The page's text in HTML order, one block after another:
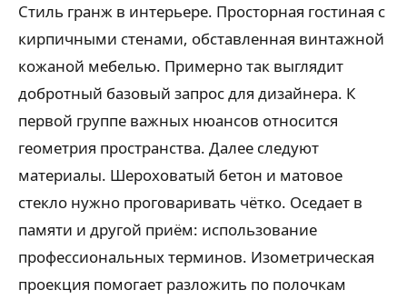
Стиль гранж в интерьере. Просторная гостиная с
кирпичными стенами, обставленная винтажной
кожаной мебелью. Примерно так выглядит
добротный базовый запрос для дизайнера. К
первой группе важных нюансов относится
геометрия пространства. Далее следуют
материалы. Шероховатый бетон и матовое
стекло нужно проговаривать чётко. Оседает в
памяти и другой приём: использование
профессиональных терминов. Изометрическая
проекция помогает разложить по полочкам